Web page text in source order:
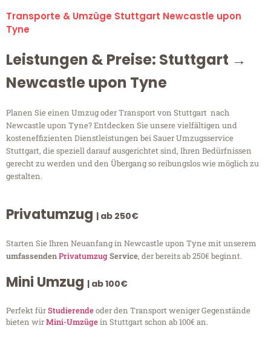
Transporte & Umzüge Stuttgart Newcastle upon
Tyne
Leistungen & Preise: Stuttgart →
Newcastle upon Tyne
Planen Sie einen Umzug oder Transport von Stuttgart nach
Newcastle upon Tyne? Entdecken Sie unsere vielfältigen und
kosteneffizienten Dienstleistungen bei Sauer Umzugsservice
Stuttgart, die speziell darauf ausgerichtet sind, Ihren Bedürfnissen
gerecht zu werden und den Übergang so reibungslos wie möglich zu
gestalten.
Privatumzug | ab 250€
Starten Sie Ihren Neuanfang in Newcastle upon Tyne mit unserem
umfassendenPrivatumzugService, der bereits ab 250€ beginnt.
Mini Umzug | ab 100€
Perfekt fürStudierendeoder den Transport weniger Gegenstände
bieten wirMini-Umzügein Stuttgart schon ab 100€ an.